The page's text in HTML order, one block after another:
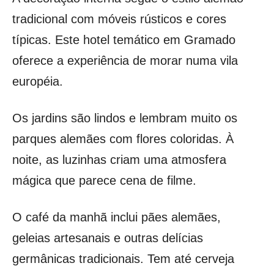
tradicional com móveis rústicos e cores
típicas. Este hotel temático em Gramado
oferece a experiência de morar numa vila
européia.
Os jardins são lindos e lembram muito os
parques alemães com flores coloridas. À
noite, as luzinhas criam uma atmosfera
mágica que parece cena de filme.
O café da manhã inclui pães alemães,
geleias artesanais e outras delícias
germânicas tradicionais. Tem até cerveja